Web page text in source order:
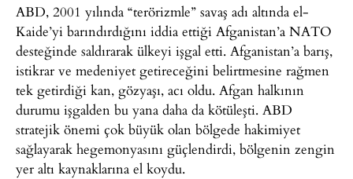
ABD, 2001 yılında “terörizmle” savaş adı altında el-
Kaide’yi barındırdığını iddia ettiği Afganistan’a NATO
desteğinde saldırarak ülkeyi işgal etti. Afganistan’a barış,
istikrar ve medeniyet getireceğini belirtmesine rağmen
tek getirdiği kan, gözyaşı, acı oldu. Afgan halkının
durumu işgalden bu yana daha da kötüleşti. ABD
stratejik önemi çok büyük olan bölgede hakimiyet
sağlayarak hegemonyasını güçlendirdi, bölgenin zengin
yer altı kaynaklarına el koydu.